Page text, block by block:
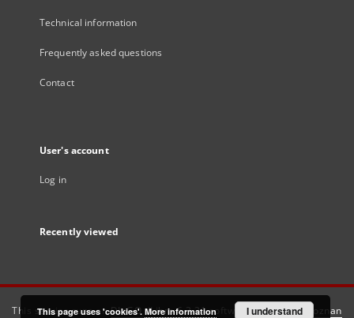
Technical information
Frequently asked questions
Contact
User's account
Log in
Recently viewed
This service runs onDInGO dLibra 6.3.21software created by Poznan
This page uses 'cookies'. More information I understand